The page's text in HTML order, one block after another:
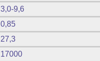
3,0-9,6
0,85
27,3
17000